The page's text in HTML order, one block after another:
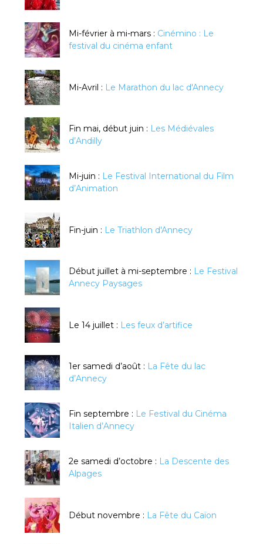
Mi-février à mi-mars : Cinémino : Le
festival du cinéma enfant
Mi-Avril : Le Marathon du lac d'Annecy
Fin mai, début juin : Les Médiévales
d’Andilly
Mi-juin : Le Festival International du Film
d’Animation
Fin-juin : Le Triathlon d'Annecy
Début juillet à mi-septembre : Le Festival
Annecy Paysages
Le 14 juillet : Les feux d’artifice
1er samedi d’août : La Fête du lac
d’Annecy
Fin septembre : Le Festival du Cinéma
Italien d’Annecy
2e samedi d’octobre : La Descente des
Alpages
Début novembre : La Fête du Caïon